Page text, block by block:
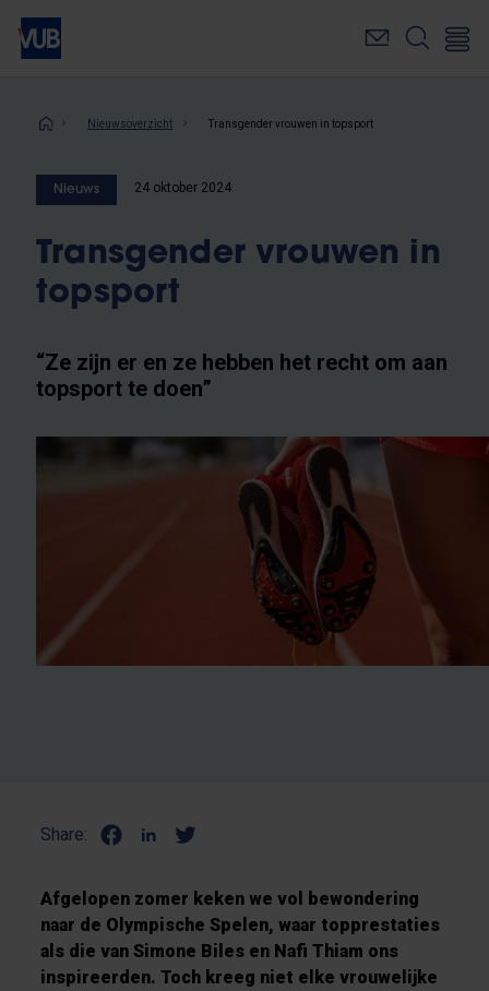
Overslaan
naar
inhoudKruimelpad
Nieuwsoverzicht Transgender vrouwen in topsport
Nieuws 24 oktober 2024
Transgender vrouwen in
topsport
“Ze zijn er en ze hebben het recht om aan
topsport te doen”
Share:
Afgelopen zomer keken we vol bewondering
naar de Olympische Spelen, waar topprestaties
als die van Simone Biles en Nafi Thiam ons
inspireerden. Toch kreeg niet elke vrouwelijke